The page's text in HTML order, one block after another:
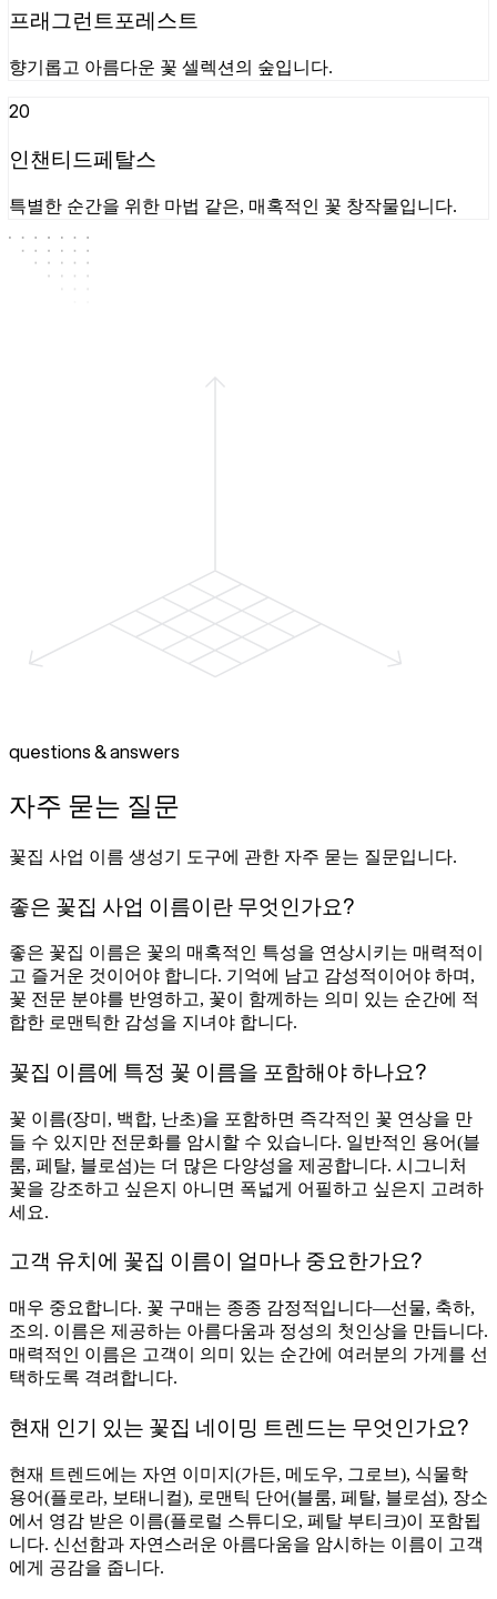
프래그런트포레스트
향기롭고 아름다운 꽃 셀렉션의 숲입니다.
20
인챈티드페탈스
특별한 순간을 위한 마법 같은, 매혹적인 꽃 창작물입니다.
questions & answers
자주 묻는 질문
꽃집 사업 이름 생성기 도구에 관한 자주 묻는 질문입니다.
좋은 꽃집 사업 이름이란 무엇인가요?
좋은 꽃집 이름은 꽃의 매혹적인 특성을 연상시키는 매력적이
고 즐거운 것이어야 합니다. 기억에 남고 감성적이어야 하며,
꽃 전문 분야를 반영하고, 꽃이 함께하는 의미 있는 순간에 적
합한 로맨틱한 감성을 지녀야 합니다.
꽃집 이름에 특정 꽃 이름을 포함해야 하나요?
꽃 이름(장미, 백합, 난초)을 포함하면 즉각적인 꽃 연상을 만
들 수 있지만 전문화를 암시할 수 있습니다. 일반적인 용어(블
룸, 페탈, 블로섬)는 더 많은 다양성을 제공합니다. 시그니처
꽃을 강조하고 싶은지 아니면 폭넓게 어필하고 싶은지 고려하
세요.
고객 유치에 꽃집 이름이 얼마나 중요한가요?
매우 중요합니다. 꽃 구매는 종종 감정적입니다—선물, 축하,
조의. 이름은 제공하는 아름다움과 정성의 첫인상을 만듭니다.
매력적인 이름은 고객이 의미 있는 순간에 여러분의 가게를 선
택하도록 격려합니다.
현재 인기 있는 꽃집 네이밍 트렌드는 무엇인가요?
현재 트렌드에는 자연 이미지(가든, 메도우, 그로브), 식물학
용어(플로라, 보태니컬), 로맨틱 단어(블룸, 페탈, 블로섬), 장소
에서 영감 받은 이름(플로럴 스튜디오, 페탈 부티크)이 포함됩
니다. 신선함과 자연스러운 아름다움을 암시하는 이름이 고객
에게 공감을 줍니다.